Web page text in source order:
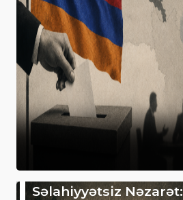
Səlahiyyətsiz Nəzarət: